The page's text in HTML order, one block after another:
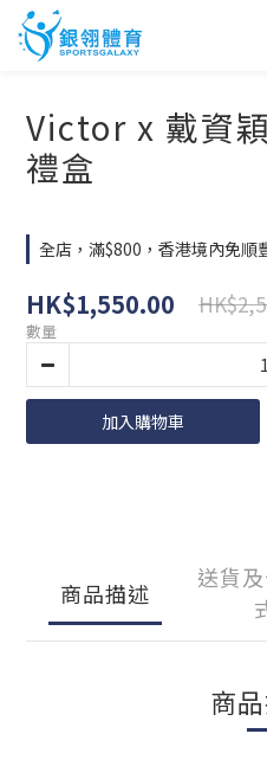
Victor x 戴資
禮盒
全店，滿$800，香港境內免順
HK$1,550.00
數量
加入購物車
商品描述
送貨
商